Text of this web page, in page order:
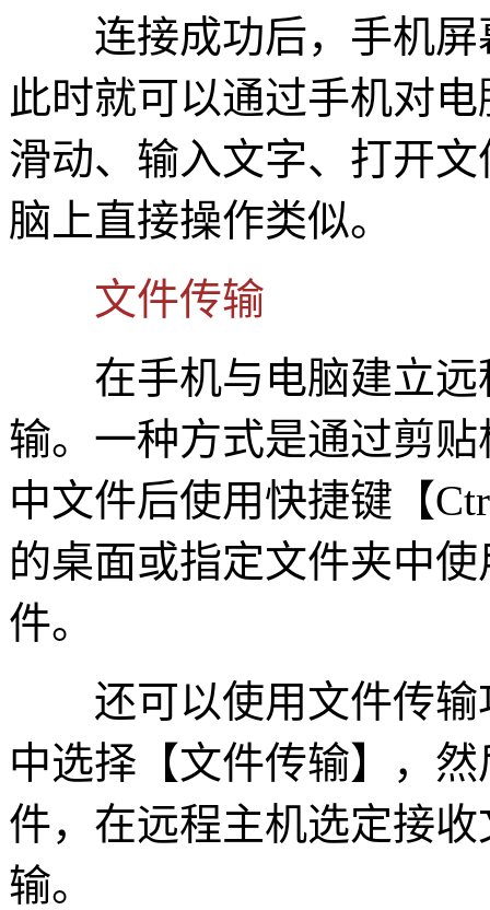
连接成功后，手机屏
此时就可以通过手机对
滑动、输入文字、打开
脑上直接操作类似。
文件传输
在手机与电脑建立远
输。一种方式是通过剪
中文件后使用快捷键【
的桌面或指定文件夹中
件。
还可以使用文件传输
中选择【文件传输】，
件，在远程主机选定接
输。